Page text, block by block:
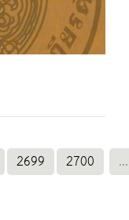
2699 2700 ...